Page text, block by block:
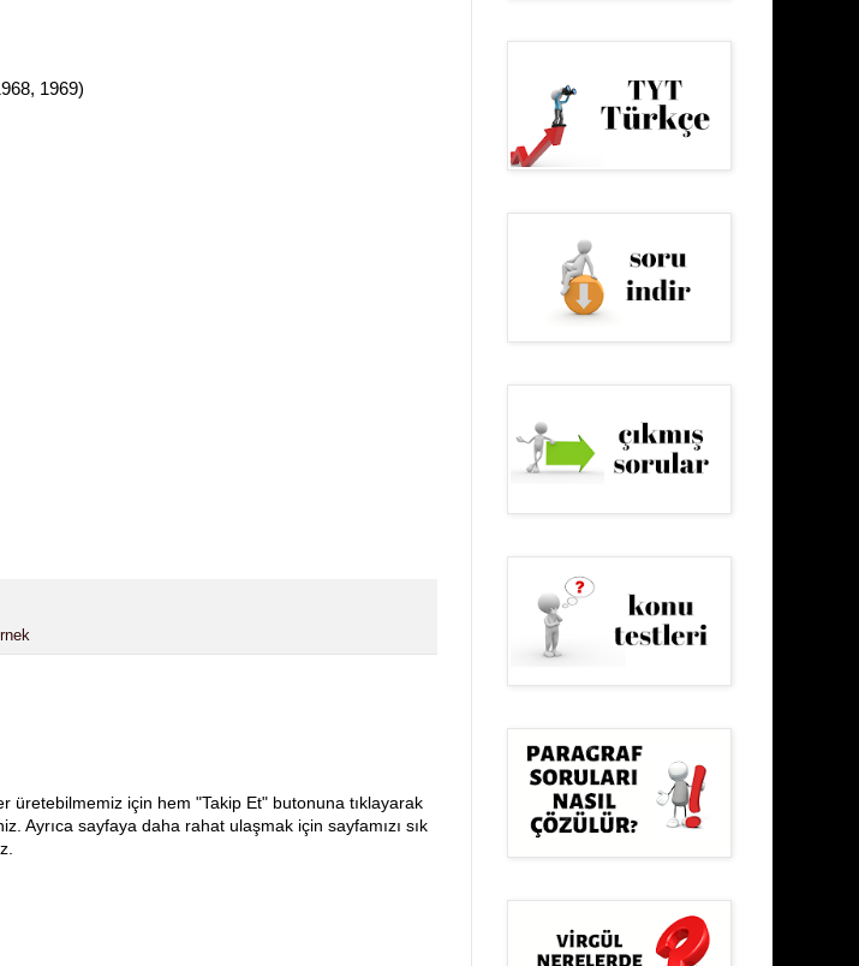
1969)
üretebilmemiz için hem "Takip Et" butonuna tıklayarak
Ayrıca sayfaya daha rahat ulaşmak için sayfamızı sık